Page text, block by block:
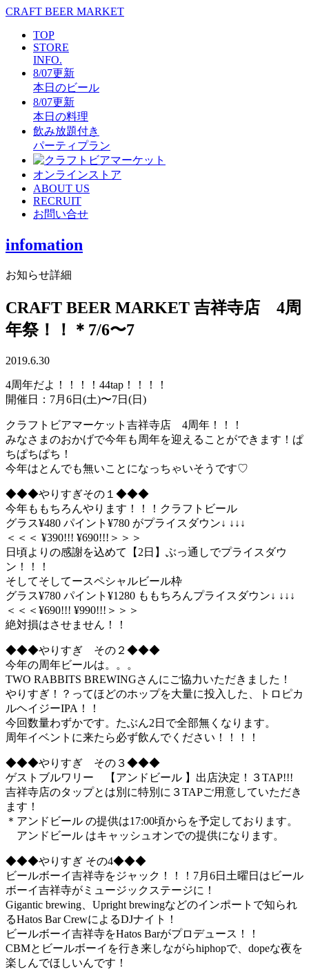
CRAFT BEER MARKET
TOP
STORE
INFO.
8/07更新
本日のビール
8/07更新
本日の料理
飲み放題付き
パーティプラン
オンラインストア
ABOUT US
RECRUIT
お問い合せ
infomation
お知らせ詳細
CRAFT BEER MARKET 吉祥寺店 4周
年祭！！＊7/6〜7
2019.6.30
4周年だよ！！！！44tap！！！！
開催日：7月6日(土)〜7日(日)
クラフトビアマーケット吉祥寺店 4周年！！！
みなさまのおかげで今年も周年を迎えることができます！ぱ
ちぱちぱち！
今年はとんでも無いことになっちゃいそうです♡
◆◆◆やりすぎその１◆◆◆
今年ももちろんやります！！！クラフトビール
グラス¥480 パイント¥780 がプライスダウン↓ ↓↓↓
＜＜＜ ¥390!!! ¥690!!!＞＞＞
日頃よりの感謝を込めて【2日】ぶっ通しでプライスダウ
ン！！！
そしてそしてースペシャルビール枠
グラス¥780 パイント¥1280 ももちろんプライスダウン↓ ↓↓↓
＜＜＜¥690!!! ¥990!!!＞＞＞
絶対損はさせません！！
◆◆◆やりすぎ その２◆◆◆
今年の周年ビールは。。。
TWO RABBITS BREWINGさんにご協力いただきました！
やりすぎ！？ってほどのホップを大量に投入した、トロピカ
ルヘイジーIPA！！
今回数量わずかです。たぶん2日で全部無くなります。
周年イベントに来たら必ず飲んでください！！！！
◆◆◆やりすぎ その３◆◆◆
ゲストブルワリー 【アンドビール 】出店決定！３TAP!!!
吉祥寺店のタップとは別に特別に３TAPご用意していただき
ます！
＊アンドビール の提供は17:00頃からを予定しております。
アンドビール はキャッシュオンでの提供になります。
◆◆◆やりすぎ その4◆◆◆
ビールボーイ吉祥寺をジャック！！！7月6日土曜日はビール
ボーイ吉祥寺がミュージックステージに！
Gigantic brewing、Upright brewingなどのインポートで知られ
るHatos Bar CrewによるDJナイト！
ビールボーイ吉祥寺をHatos Barがプロデュース！！
CBMとビールボーイを行き来しながらhiphopで、dopeな夜を
楽しんでほしいんです！